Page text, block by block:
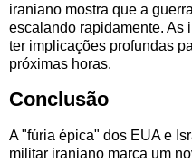
iraniano mostra que a
escalando rapidamente. As
ter implicações profundas
próximas horas.
Conclusão
A "fúria épica" dos EUA e
militar iraniano marca um